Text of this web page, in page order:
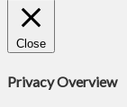
Close
Privacy Overview